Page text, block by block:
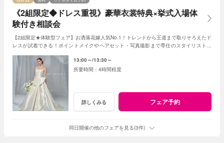
《2組限定◆ドレス重視》豪華衣裳特典×挙式入場体
験付き相談会
【2組限定★体験型フェア】お洒落花嫁人気No.1！トレンドから王道まで取りそろえたド
レスが試着できる！ポイントメイクやヘアセット・写真撮影まで専任のスタイリストが
13:00～ 13:30～
4時間程度
詳しくみる フェア予約
同日開催の他のフェアを見る(3件)